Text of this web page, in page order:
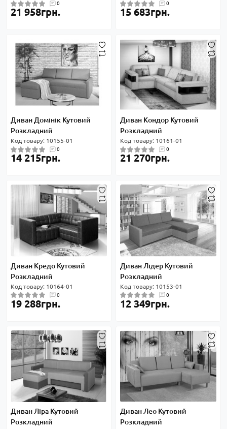
0
21 958грн.
0
15 683грн.
Диван Домінік Кутовий
Розкладний
Код товару: 10155-01
0
14 215грн.
Диван Кондор Кутовий
Розкладний
Код товару: 10161-01
0
21 270грн.
Диван Кредо Кутовий
Розкладний
Код товару: 10164-01
0
19 288грн.
Диван Лідер Кутовий
Розкладний
Код товару: 10153-01
0
12 349грн.
Диван Ліра Кутовий
Розкладний
Диван Лео Кутовий
Розкладний